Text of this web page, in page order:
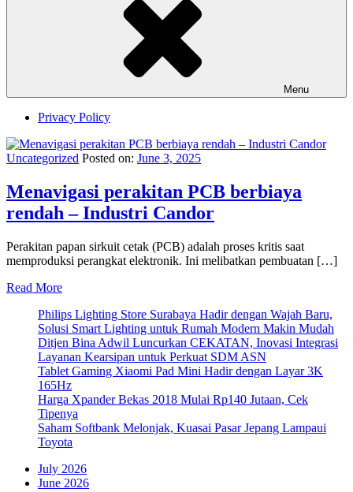
Menu
Privacy Policy
Uncategorized Posted on: June 3, 2025
Menavigasi perakitan PCB berbiaya
rendah – Industri Candor
Perakitan papan sirkuit cetak (PCB) adalah proses kritis saat
memproduksi perangkat elektronik. Ini melibatkan pembuatan […]
Read More
Philips Lighting Store Surabaya Hadir dengan Wajah Baru,
Solusi Smart Lighting untuk Rumah Modern Makin Mudah
Ditjen Bina Adwil Luncurkan CEKATAN, Inovasi Integrasi
Layanan Kearsipan untuk Perkuat SDM ASN
Tablet Gaming Xiaomi Pad Mini Hadir dengan Layar 3K
165Hz
Harga Xpander Bekas 2018 Mulai Rp140 Jutaan, Cek
Tipenya
Saham Softbank Melonjak, Kuasai Pasar Jepang Lampaui
Toyota
July 2026
June 2026